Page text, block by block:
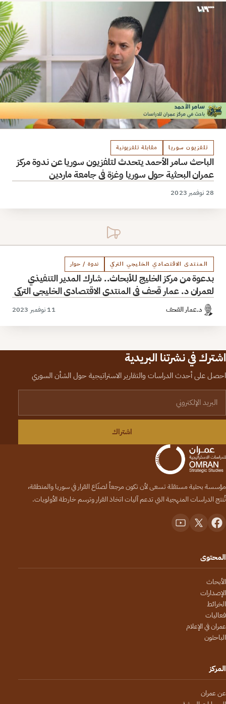
تلفزيون سوريا مقابلة تلفزيونية
الباحث سامر الأحمد يتحدث لتلفزيون سوريا عن ندوة مركز
عمران البحثية حول سوريا وغزة في جامعة ماردين
28 نوفمبر 2023
المنتدى الاقتصادي الخليجي التركي ندوة / حوار
بدعوة من مركز الخليج للأبحاث.. شارك المدير التنفيذي
لعمران د. عمار قحف في المنتدى الاقتصادي الخليجي التركي
د.عمار القحف 11 نوفمبر 2023
اشترك في نشرتنا البريدية
احصل على أحدث الدراسات والتقارير الاستراتيجية حول الشأن السوري
اشتراك
مؤسسة بحثية مستقلة تسعى لأن تكون مرجعاً لصنّاع القرار في سوريا والمنطقة،
تُنتج الدراسات المنهجية التي تدعم آليات اتخاذ القرار وترسم خارطة الأولويات.
المحتوى
الأبحاث
الإصدارات
الخرائط
فعاليات
عمران في الإعلام
الباحثون
المركز
عن عمران